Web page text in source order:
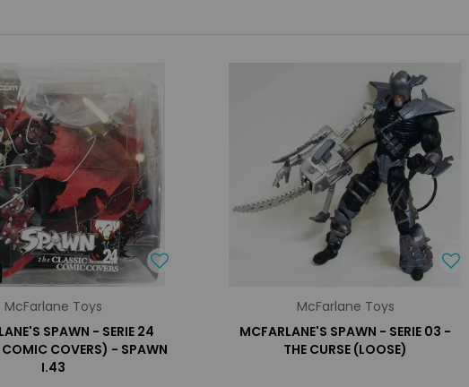
McFarlane Toys
SPAWN - SERIE 24
COVERS) - SPAWN
I.43
McFarlane Toys
MCFARLANE'S SPAWN - SERIE 03 -
THE CURSE (LOOSE)